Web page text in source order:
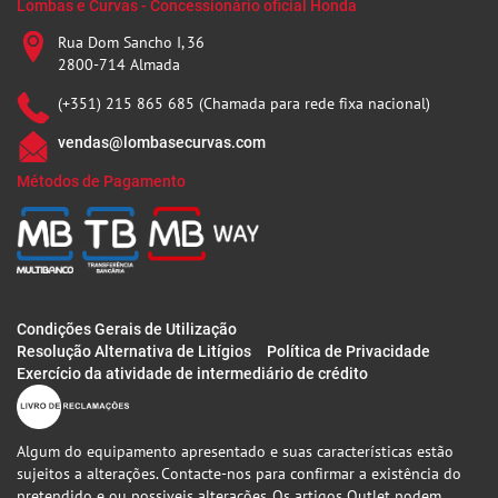
Lombas e Curvas - Concessionário oficial Honda
Rua Dom Sancho I, 36
2800-714 Almada
(+351) 215 865 685 (Chamada para rede fixa nacional)
vendas@lombasecurvas.com
Métodos de Pagamento
Condições Gerais de Utilização
Resolução Alternativa de Litígios
Política de Privacidade
Exercício da atividade de intermediário de crédito
Algum do equipamento apresentado e suas características estão
sujeitos a alterações. Contacte-nos para confirmar a existência do